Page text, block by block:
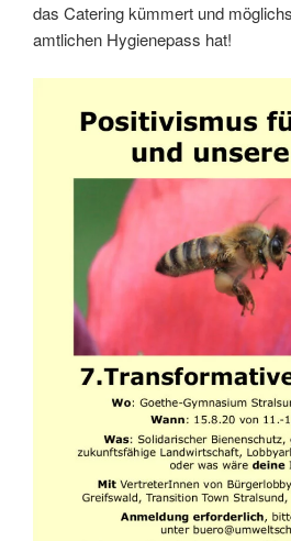
das Catering kümmert und
amtlichen Hygienepass hat!